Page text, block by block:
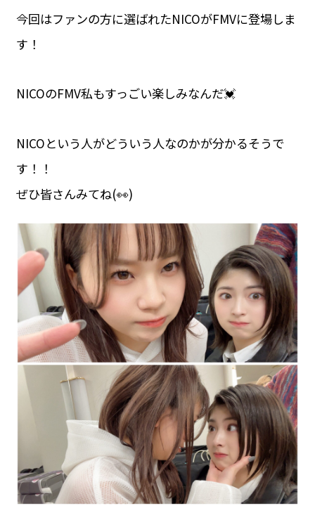
今回はファンの方に選ばれたNICOがFMVに登場しま
す！
NICOのFMV私もすっごい楽しみなんだ💓
NICOという人がどういう人なのかが分かるそうで
す！！
ぜひ皆さんみてね(👀)